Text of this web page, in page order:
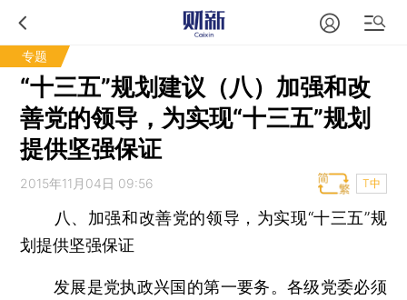
专题
“十三五”规划建议（八）加强和改
善党的领导，为实现“十三五”规划
提供坚强保证
2015年11月04日 09:56 T中
八、加强和改善党的领导，为实现“十三五”规
划提供坚强保证
发展是党执政兴国的第一要务。各级党委必须